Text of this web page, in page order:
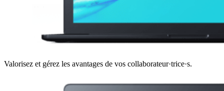
Valorisez et gérez les avantages de vos collaborateur·trice·s.